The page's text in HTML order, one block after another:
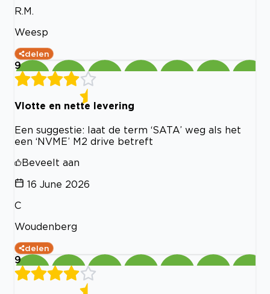
R.M.
Weesp
delen
9
Vlotte en nette levering
Een suggestie: laat de term ‘SATA’ weg als het
een ‘NVME’ M2 drive betreft
Beveelt aan
16 June 2026
C
Woudenberg
delen
9